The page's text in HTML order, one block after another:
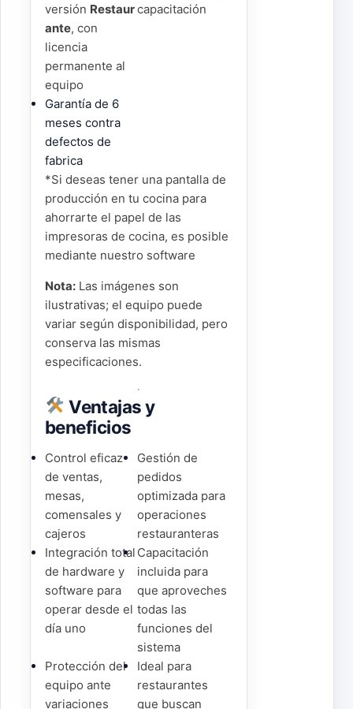
versión Restaur
ante, con
licencia
permanente al
equipo
capacitación
Garantía de 6
meses contra
defectos de
fabrica
*Si deseas tener una pantalla de
producción en tu cocina para
ahorrarte el papel de las
impresoras de cocina, es posible
mediante nuestro software
Nota: Las imágenes son
ilustrativas; el equipo puede
variar según disponibilidad, pero
conserva las mismas
especificaciones.
Ventajas y
beneficios
Control eficaz
de ventas,
mesas,
comensales y
cajeros
Gestión de
pedidos
optimizada para
operaciones
restauranteras
Integración total
de hardware y
software para
operar desde el
día uno
Capacitación
incluida para
que aproveches
todas las
funciones del
sistema
Protección del
equipo ante
variaciones
Ideal para
restaurantes
que buscan